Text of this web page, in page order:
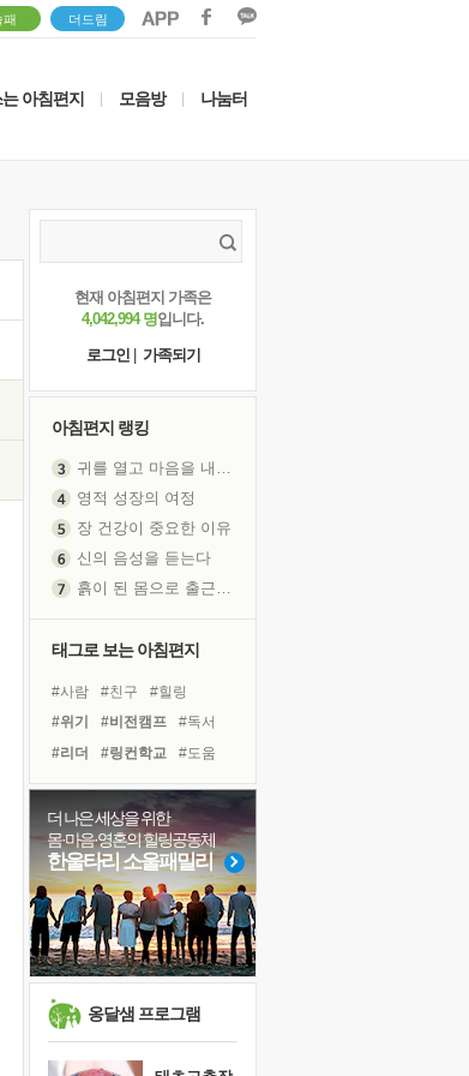
패 더드림
아침편지 모음방 나눔터
현재 아침편지 가족은
4,042,994 명입니다.
로그인
가족되기
아침편지 랭킹
귀를 열고 마음을 내어주고
영적 성장의 여정
장 건강이 중요한 이유
신의 음성을 듣는다
흙이 된 몸으로 출근하는 여자
졸업식 사진을 보며
아픈 아버지를 위한 공간 설계
극심한 변비, 어깨결림, 수면 장애
보고 싶은 어머니
유년 시절의 부산 영도 바다
못된 꼰대들
거울 속의 나
희망이란
'모른다'는 것
태그로 보는 아침편지
#사람 #친구
#힐링
#위기
#비전캠프
#독서
#리더
#링컨학교
#도움
#바이러스
#독서캠프
#삶
#선택 #다짐
#건강
#희망
#극복
#유튜브
#나눔
#명상 #면역력
더 나은 세상을 위한
몸·마음·영혼의 힐링공동체
한울타리 소울패밀리
옹달샘 프로그램